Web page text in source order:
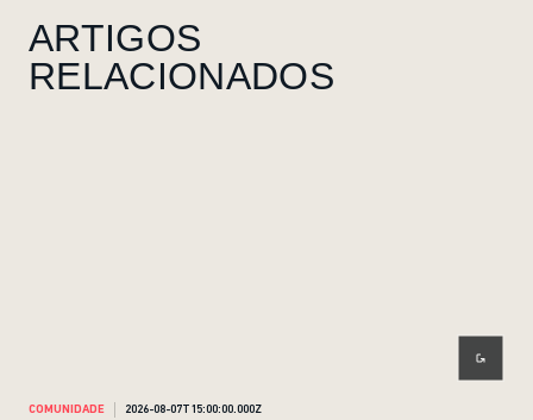
ARTIGOS
RELACIONADOS
COMUNIDADE 2026-08-07T15:00:00.000Z